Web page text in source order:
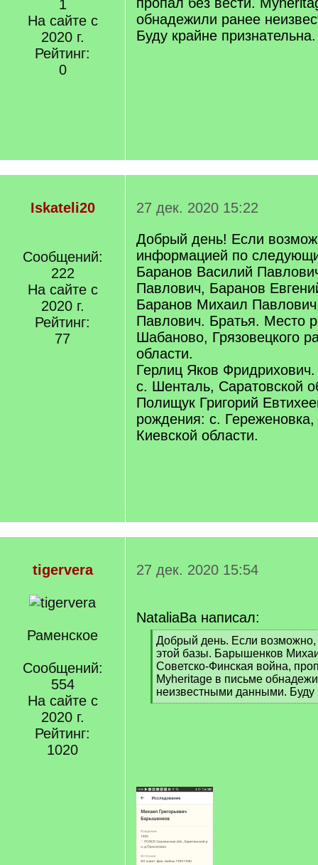
1
На сайте с
2020 г.
Рейтинг:
0
обнадежили ранее
Буду крайне признательна.
Iskateli20
Сообщений:
222
На сайте с
2020 г.
Рейтинг:
77
27 дек. 2020 15:22
Добрый день! Если
информацией по
Баранов Василий
Павлович, Баранов
Баранов Михаил
Павлович. Братья. Место
Шабаново, Грязовецкого
области.
Герлиц Яков
с. Шенталь, Саратовской
Полищук Григорий
рождения: с.
Киевской области.
tigervera
Раменское
Сообщений:
554
На сайте с
2020 г.
Рейтинг:
1020
27 дек. 2020 15:54
NataliaBa написал:
[
q
]
Добрый день. Если возможно,
этой базы. Барышенков
Советско-Финская война,
Myheritage в письме
неизвестными данными. Буду
[